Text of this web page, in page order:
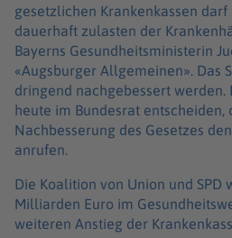
gesetzlichen Krankenkassen
dauerhaft zulasten der
Bayerns Gesundheitsministerin
«Augsburger Allgemeinen». Das
dringend nachgebessert werden.
heute im Bundesrat entscheiden,
Nachbesserung des Gesetzes
anrufen.
Die Koalition von Union und
Milliarden Euro im
weiteren Anstieg der